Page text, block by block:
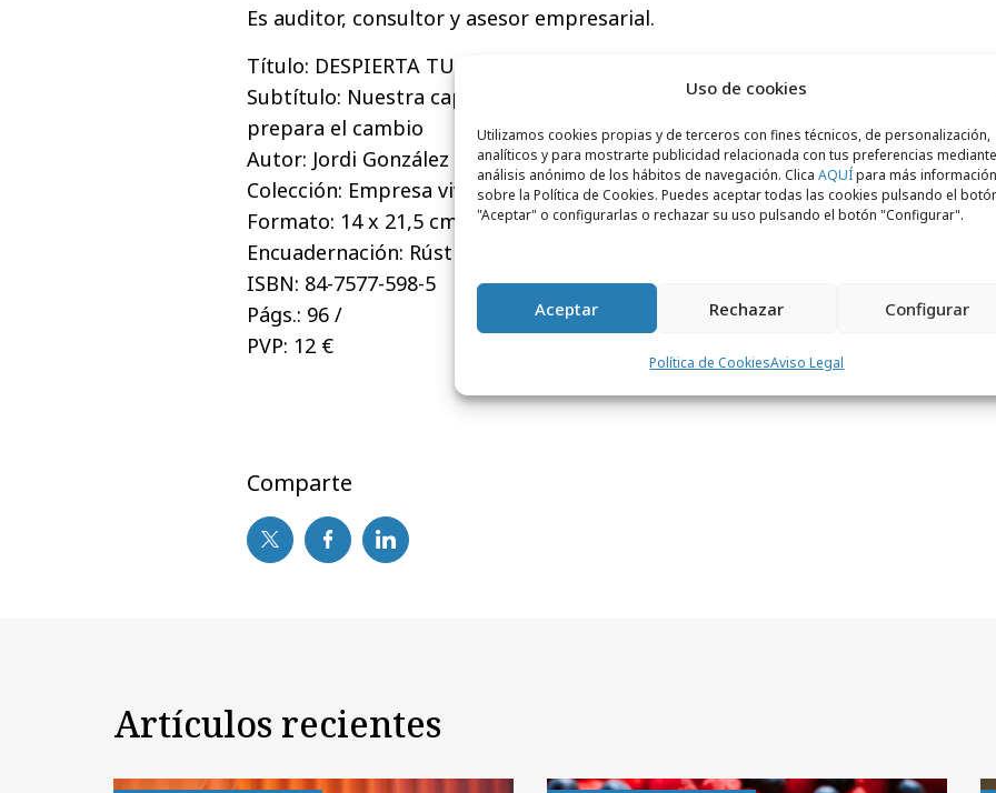
Uso de cookies
Utilizamos cookies propias y de terceros con fines técnicos, de personalización,
analíticos y para mostrarte publicidad relacionada con tus preferencias
análisis anónimo de los hábitos de navegación. Clica AQUÍpara más información
sobre la Política de Cookies. Puedes aceptar todas las cookies pulsando el
"Aceptar" o configurarlas o rechazar su uso pulsando el botón "Configurar".
Aceptar Rechazar Configurar
Política de CookiesAviso Legal
Es auditor, consultor y asesor empresarial.
Título: DESPIERTA TU INTERIOR. ¡LO TIENES OLVIDADO!
Subtítulo: Nuestra capacidad de liderazgo interior en estado puro
prepara el cambio
Autor: Jordi González Guillem
Colección: Empresa viva
Formato: 14 x 21,5 cm
Encuadernación: Rústica con solapas
ISBN: 84-7577-598-5
Págs.: 96 /
PVP: 12 €
Comparte
Artículos recientes